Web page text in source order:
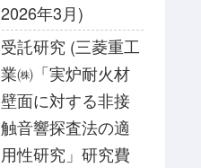
2026年3月)
受託研究 (三菱重工
業㈱「実炉耐火材
壁面に対する非接
触音響探査法の適
用性研究」研究費